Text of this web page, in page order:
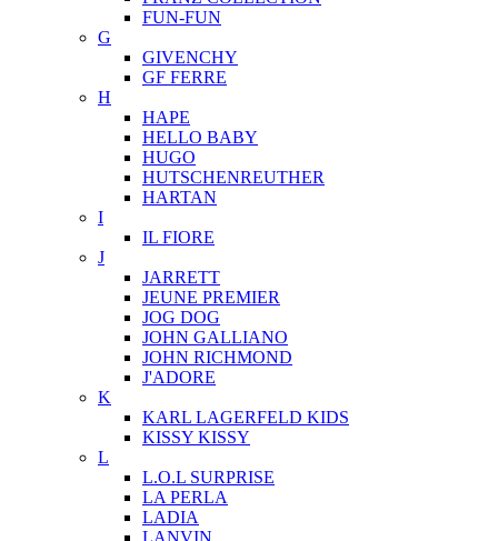
FUN-FUN
G
GIVENCHY
GF FERRE
H
HAPE
HELLO BABY
HUGO
HUTSCHENREUTHER
HARTAN
I
IL FIORE
J
JARRETT
JEUNE PREMIER
JOG DOG
JOHN GALLIANO
JOHN RICHMOND
J'ADORE
K
KARL LAGERFELD KIDS
KISSY KISSY
L
L.O.L SURPRISE
LA PERLA
LADIA
LANVIN